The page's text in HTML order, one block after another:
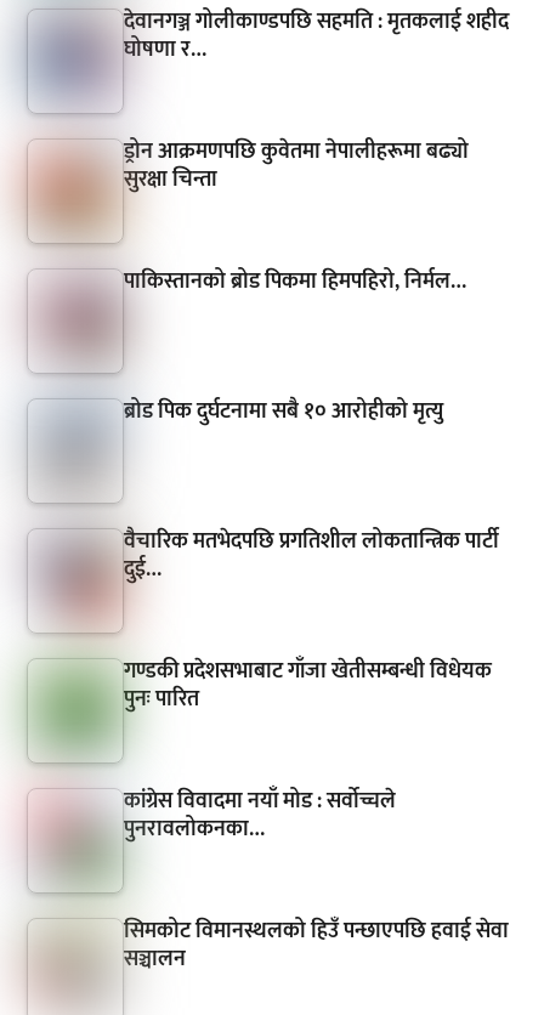
देवानगञ्ज गोलीकाण्डपछि सहमति : मृतकलाई शहीद
घोषणा र…
ड्रोन आक्रमणपछि कुवेतमा नेपालीहरूमा बढ्यो
सुरक्षा चिन्ता
पाकिस्तानको ब्रोड पिकमा हिमपहिरो, निर्मल…
ब्रोड पिक दुर्घटनामा सबै १० आरोहीको मृत्यु
वैचारिक मतभेदपछि प्रगतिशील लोकतान्त्रिक पार्टी
दुई…
गण्डकी प्रदेशसभाबाट गाँजा खेतीसम्बन्धी विधेयक
पुनः पारित
कांग्रेस विवादमा नयाँ मोड : सर्वोच्चले
पुनरावलोकनका…
सिमकोट विमानस्थलको हिउँ पन्छाएपछि हवाई सेवा
सञ्चालन